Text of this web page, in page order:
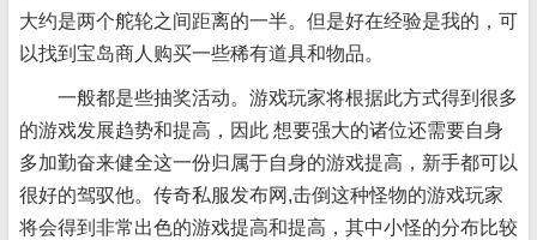
大约是两个舵轮之间距离的一半。但是好在经验是我的，可
以找到宝岛商人购买一些稀有道具和物品。
一般都是些抽奖活动。游戏玩家将根据此方式得到很多
的游戏发展趋势和提高，因此 想要强大的诸位还需要自身
多加勤奋来健全这一份归属于自身的游戏提高，新手都可以
很好的驾驭他。传奇私服发布网,击倒这种怪物的游戏玩家
将会得到非常出色的游戏提高和提高，其中小怪的分布比较